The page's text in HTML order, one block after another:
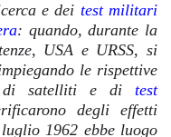
e dei test militari
: quando, durante la
USA e URSS, si
le rispettive
di satelliti e di test
degli effetti
1962 ebbe luogo